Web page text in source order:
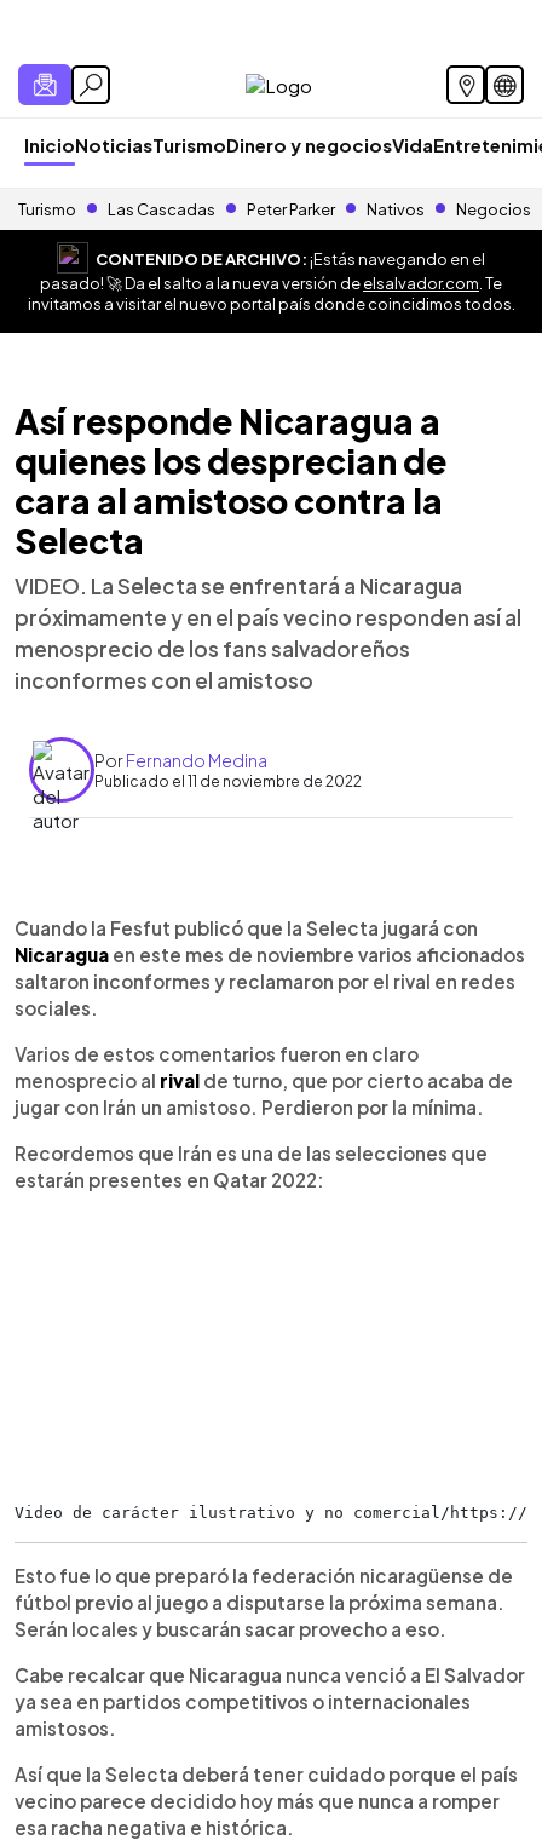
InicioNoticiasTurismoDinero y negociosVida
Turismo Las Cascadas Peter Parker Nativos Negocios
CONTENIDO DE ARCHIVO:¡Estás navegando en el
pasado! 🚀 Da el salto a la nueva versión deelsalvador.com . Te
invitamos a visitar el nuevo portal país donde coincidimos todos.
Así responde Nicaragua a
quienes los desprecian de
cara al amistoso contra la
Selecta
VIDEO. La Selecta se enfrentará a Nicaragua
próximamente y en el país vecino responden así al
menosprecio de los fans salvadoreños
inconformes con el amistoso
PorFernando Medina
Publicado el 11 de noviembre de 2022
► Escuchar artículo
Cuando la Fesfut publicó que la Selecta jugará con
Nicaragua en este mes de noviembre varios aficionados
saltaron inconformes y reclamaron por el rival en redes
sociales.
Varios de estos comentarios fueron en claro
menosprecio al rival de turno, que por cierto acaba de
jugar con Irán un amistoso. Perdieron por la mínima.
Recordemos que Irán es una de las selecciones que
estarán presentes en Qatar 2022:
Video de carácter ilustrativo y no comercial/https://
Esto fue lo que preparó la federación nicaragüense de
fútbol previo al juego a disputarse la próxima semana.
Serán locales y buscarán sacar provecho a eso.
Cabe recalcar que Nicaragua nunca venció a El Salvador
ya sea en partidos competitivos o internacionales
amistosos.
Así que la Selecta deberá tener cuidado porque el país
vecino parece decidido hoy más que nunca a romper
esa racha negativa e histórica.